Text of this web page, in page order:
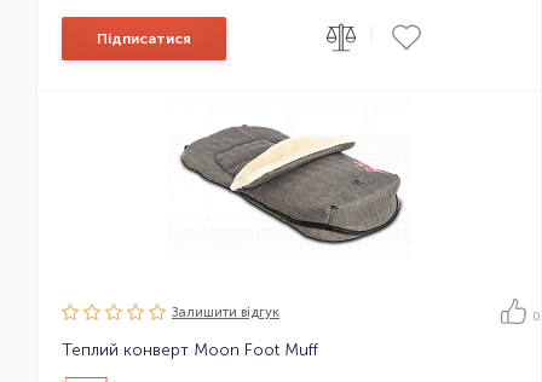
Підписатися
Залишити вiдгук 0
Теплий конверт Moon Foot Muff